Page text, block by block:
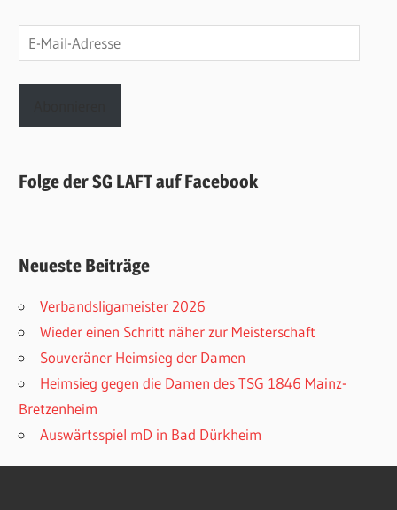
E-
Mail-
Adresse
Folge der SG LAFT auf Facebook
Neueste Beiträge
Verbandsligameister 2026
Wieder einen Schritt näher zur Meisterschaft
Souveräner Heimsieg der Damen
Heimsieg gegen die Damen des TSG 1846 Mainz-
Bretzenheim
Auswärtsspiel mD in Bad Dürkheim